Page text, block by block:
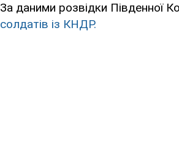
За даними розвідки Південної
солдатів із КНДР.